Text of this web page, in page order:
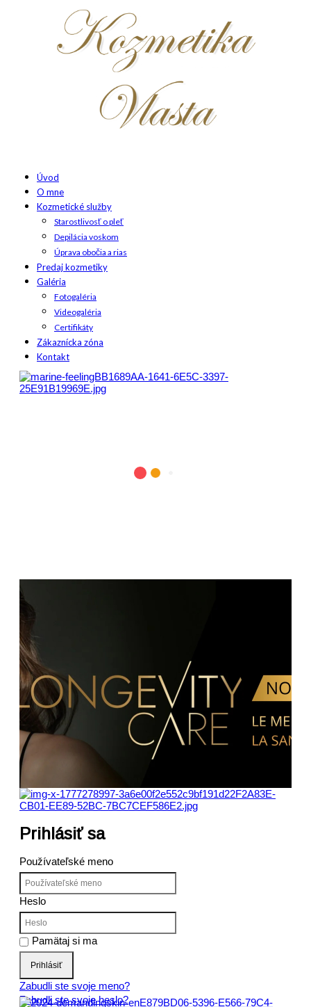
Úvod
O mne
Kozmetické služby
Starostlivosť o pleť
Depilácia voskom
Úprava obočia a rias
Predaj kozmetiky
Galéria
Fotogaléria
Videogaléria
Certifikáty
Zákaznícka zóna
Kontakt
991.0202 Lip Care Stick
Tyčinka na pery
Krém, 4,6 g
Tyčinka na pery s kvalitným bambuckým maslom a
vitamínom E dodáva perám hebkosť a vláčnosť. V zime je
ideálny do kabelky pre optimálnu ochranu pred chladným
počasím a suchým vzduchom z kúrenia.
Náš tip: Obľúbený ako malý darček pre blízku osobu
Prihlásiť sa
Používateľské meno
Heslo
Pamätaj si ma
Prihlásiť
Zabudli ste svoje meno?
Zabudli ste svoje heslo?